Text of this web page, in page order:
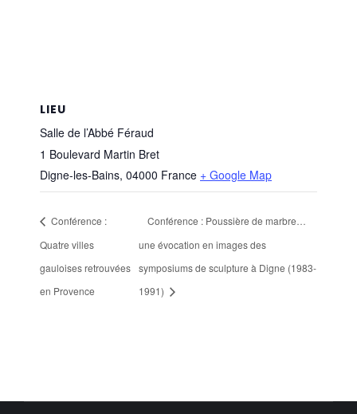
LIEU
Salle de l’Abbé Féraud
1 Boulevard Martin Bret
Digne-les-Bains, 04000 France + Google Map
Conférence :
Quatre villes
gauloises retrouvées
en Provence
Conférence : Poussière de marbre…
une évocation en images des
symposiums de sculpture à Digne (1983-
1991)